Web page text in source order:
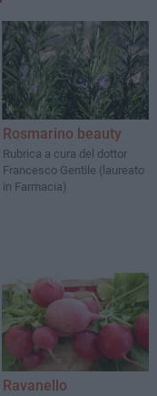
Rosmarino beauty
Rubrica a cura del dottor
Francesco Gentile (laureato
in Farmacia)
Ravanello